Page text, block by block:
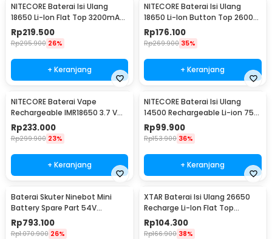
NITECORE Baterai Isi Ulang
18650 Li-Ion Flat Top 3200mAh
3.7V 1 PCS - NL1832
Rp219.500
Rp295.900 26%
+ Keranjang
NITECORE Baterai Isi Ulang
18650 Li-Ion Button Top 2600
mAh 3.7V 1 PCS - NL1826
Rp176.100
Rp269.900 35%
+ Keranjang
NITECORE Baterai Vape
Rechargeable IMR18650 3.7 V
3100mAh 1 PCS
Rp233.000
Rp299.900 23%
+ Keranjang
NITECORE Baterai Isi Ulang
14500 Rechargeable Li-ion 750
mAh 3.6 V 1PC - NL1475R
Rp99.900
Rp153.900 36%
+ Keranjang
Baterai Skuter Ninebot Mini
Battery Spare Part 54V
4900mAh
Rp793.100
Rp1.070.900 26%
XTAR Baterai Isi Ulang 26650
Recharge Li-Ion Flat Top
5200mAh 3.6V 1PC
Rp104.300
Rp166.900 38%